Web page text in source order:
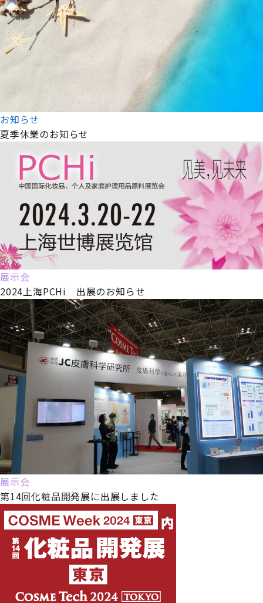
お知らせ
夏季休業のお知らせ
展示会
2024上海PCHi 出展のお知らせ
展示会
第14回化粧品開発展に出展しました